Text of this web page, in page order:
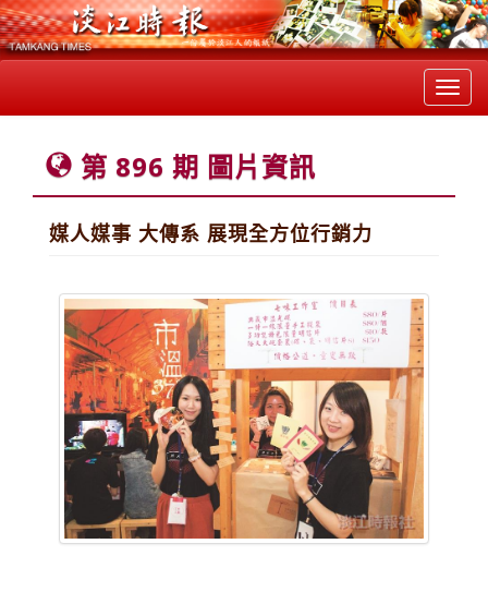
第 896 期 圖片資訊
媒人媒事 大傳系 展現全方位行銷力